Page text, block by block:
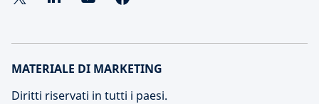
MATERIALE DI MARKETING
Diritti riservati in tutti i paesi.